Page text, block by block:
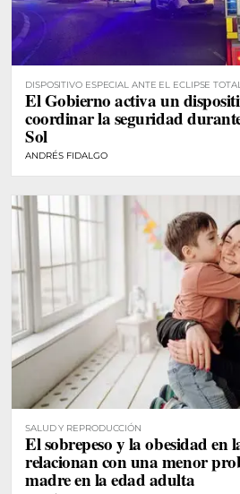
DISPOSITIVO ESPECIAL ANTE EL ECLIPSE
El Gobierno activa un
coordinar la seguridad
Sol
ANDRÉS FIDALGO
SALUD Y REPRODUCCIÓN
El sobrepeso y la obesidad en
relacionan con una menor
madre en la edad adulta